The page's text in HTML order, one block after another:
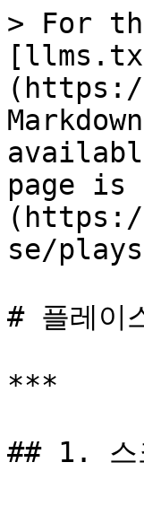
> For
page is
(https://
se/
# 플레이
***
## 1. 스